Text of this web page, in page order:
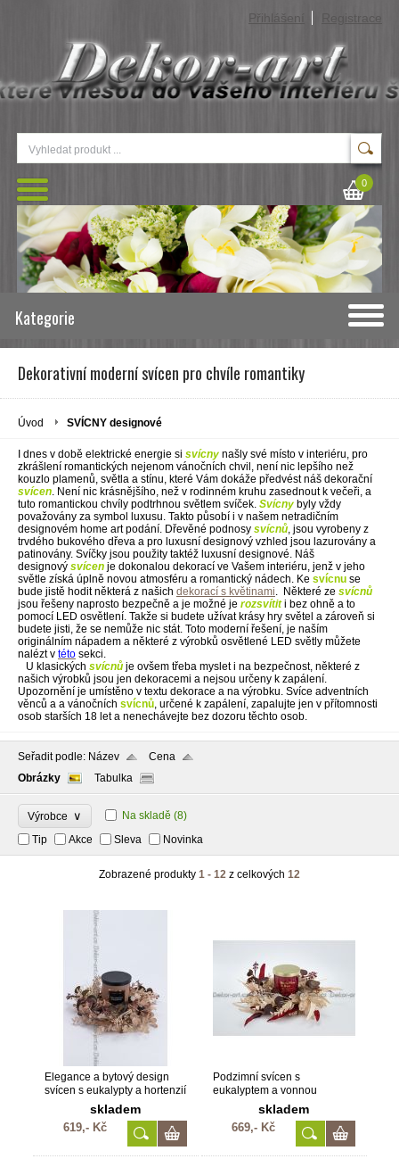
Přihlášení Registrace
0
Kategorie
Dekorativní moderní svícen pro chvíle romantiky
Úvod SVÍCNY designové
I dnes v době elektrické energie si svícny našly své místo v interiéru, pro
zkrášlení romantických nejenom vánočních chvil, není nic lepšího než
kouzlo plamenů, světla a stínu, které Vám dokáže předvést náš dekorační
svícen. Není nic krásnějšího, než v rodinném kruhu zasednout k večeři, a
tuto romantickou chvíly podtrhnou světlem svíček. Svícny byly vždy
považovány za symbol luxusu. Takto působí i v našem netradičním
designovém home art podání. Dřevěné podnosy svícnů, jsou vyrobeny z
trvdého bukového dřeva a pro luxusní designový vzhled jsou lazurovány a
patinovány. Svíčky jsou použity taktéž luxusní designové. Náš
designový svícen je dokonalou dekorací ve Vašem interiéru, jenž v jeho
světle získá úplně novou atmosféru a romantický nádech. Ke svícnu se
bude jistě hodit některá z našich dekorací s květinami. Některé ze svícnů
jsou řešeny naprosto bezpečně a je možné je rozsvítiti bez ohně a to
pomocí LED osvětlení. Takže si budete užívat krásy hry světel a zároveň si
budete jisti, že se nemůže nic stát. Toto moderní řešení, je naším
originálním nápadem a některé z výrobků osvětlené LED světly můžete
nalézt v této sekci.
U klasických svícnů je ovšem třeba myslet i na bezpečnost, některé z
našich výrobků jsou jen dekoracemi a nejsou určeny k zapálení.
Upozornění je umístěno v textu dekorace a na výrobku. Svíce adventních
věnců a a vánočních svícnů, určené k zapálení, zapalujte jen v přítomnosti
osob starších 18 let a nenechávejte bez dozoru těchto osob.
Seřadit podle: Název
Cena
Obrázky
Tabulka
Výrobce ∨ Na skladě (8)
Tip
Akce Sleva Novinka
Zobrazené produkty 1 - 12 z celkových 12
Elegance a bytový design
svícen s eukalypty a hortenzií
skladem
619,- Kč
Podzimní svícen s
eukalyptem a vonnou
svíčkou ve skle – červeno-
zlatý design
skladem
669,- Kč